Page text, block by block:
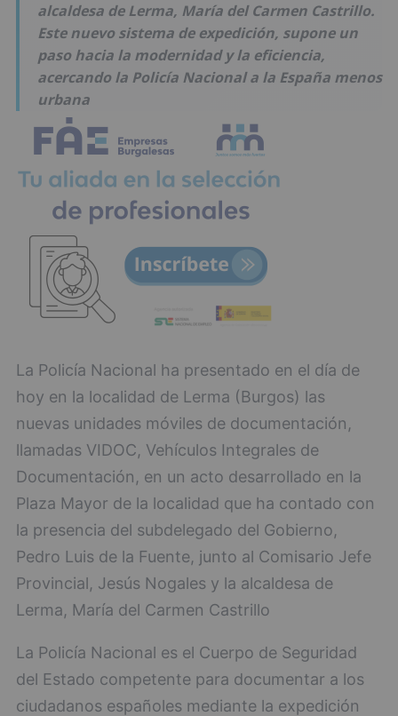
alcaldesa de Lerma, María del Carmen Castrillo.
Este nuevo sistema de expedición, supone un
paso hacia la modernidad y la eficiencia,
acercando la Policía Nacional a la España menos
urbana
La Policía Nacional ha presentado en el día de
hoy en la localidad de Lerma (Burgos) las
nuevas unidades móviles de documentación,
llamadas VIDOC, Vehículos Integrales de
Documentación, en un acto desarrollado en la
Plaza Mayor de la localidad que ha contado con
la presencia del subdelegado del Gobierno,
Pedro Luis de la Fuente, junto al Comisario Jefe
Provincial, Jesús Nogales y la alcaldesa de
Lerma, María del Carmen Castrillo
La Policía Nacional es el Cuerpo de Seguridad
del Estado competente para documentar a los
ciudadanos españoles mediante la expedición